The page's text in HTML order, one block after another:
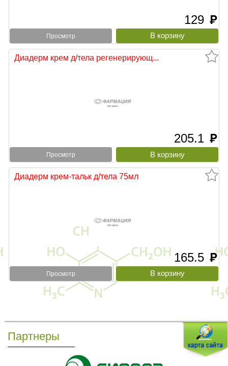
129 руб
Просмотр
Диадерм крем д/тела регенерирующ...
205.1 руб
Просмотр
Диадерм крем-тальк д/тела 75мл
165.5 руб
Просмотр
Партнеры